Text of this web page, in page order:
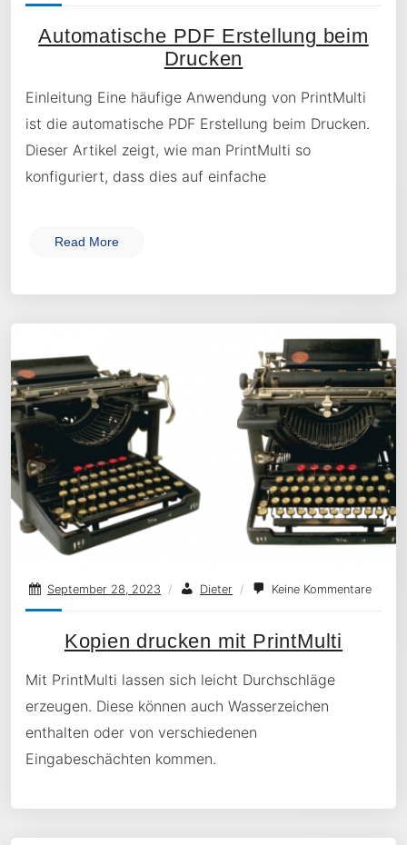
Automatische PDF Erstellung beim
Drucken
Einleitung Eine häufige Anwendung von PrintMulti
ist die automatische PDF Erstellung beim Drucken.
Dieser Artikel zeigt, wie man PrintMulti so
konfiguriert, dass dies auf einfache
Read More
September 28, 2023 / Dieter / Keine Kommentare
Kopien drucken mit PrintMulti
Mit PrintMulti lassen sich leicht Durchschläge
erzeugen. Diese können auch Wasserzeichen
enthalten oder von verschiedenen
Eingabeschächten kommen.